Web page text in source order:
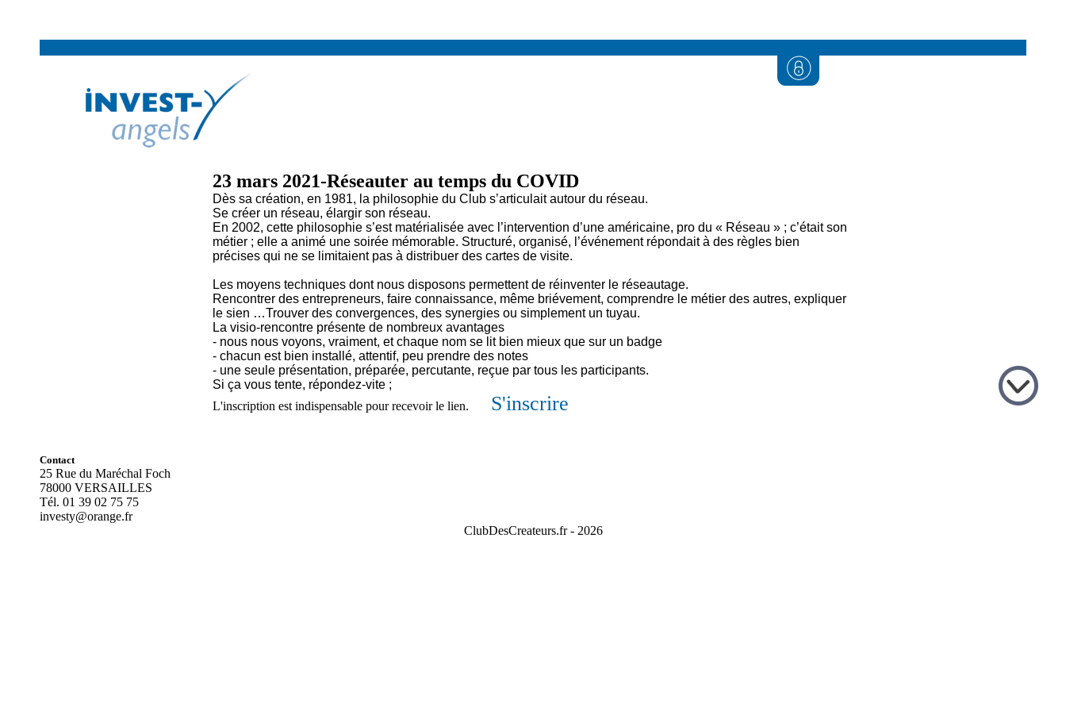
23 mars 2021-Réseauter au temps du COVID
Dès sa création, en 1981, la philosophie du Club s’articulait autour du réseau.
Se créer un réseau, élargir son réseau.
En 2002, cette philosophie s’est matérialisée avec l’intervention d’une américaine, pro du « Réseau » ; c’était son
métier ; elle a animé une soirée mémorable. Structuré, organisé, l’événement répondait à des règles bien
précises qui ne se limitaient pas à distribuer des cartes de visite.
Les moyens techniques dont nous disposons permettent de réinventer le réseautage.
Rencontrer des entrepreneurs, faire connaissance, même briévement, comprendre le métier des autres, expliquer
le sien …Trouver des convergences, des synergies ou simplement un tuyau.
La visio-rencontre présente de nombreux avantages
- nous nous voyons, vraiment, et chaque nom se lit bien mieux que sur un badge
- chacun est bien installé, attentif, peu prendre des notes
- une seule présentation, préparée, percutante, reçue par tous les participants.
Si ça vous tente, répondez-vite ;
L'inscription est indispensable pour recevoir le lien.
S'inscrire
Contact
25 Rue du Maréchal Foch
78000 VERSAILLES
Tél. 01 39 02 75 75
investy@orange.fr
ClubDesCreateurs.fr - 2026